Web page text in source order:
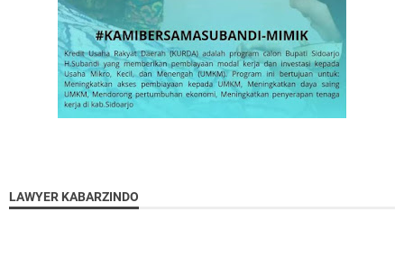
LAWYER KABARZINDO